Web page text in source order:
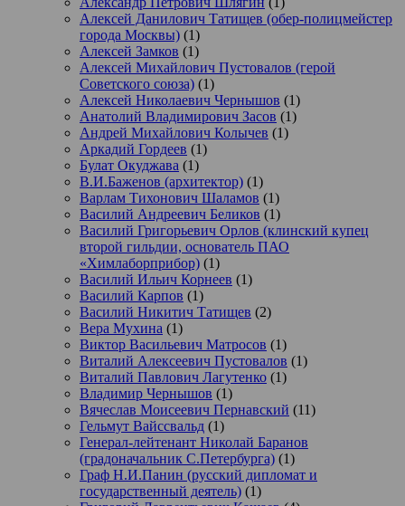
Алексей Данилович Татищев (обер-полицмейстер
города Москвы) (1)
Алексей Замков (1)
Алексей Михайлович Пустовалов (герой
Советского союза) (1)
Алексей Николаевич Чернышов (1)
Анатолий Владимирович Засов (1)
Андрей Михайлович Колычев (1)
Аркадий Гордеев (1)
Булат Окуджава (1)
В.И.Баженов (архитектор) (1)
Варлам Тихонович Шаламов (1)
Василий Андреевич Беликов (1)
Василий Григорьевич Орлов (клинский купец
второй гильдии, основатель ПАО
«Химлаборприбор) (1)
Василий Ильич Корнеев (1)
Василий Карпов (1)
Василий Никитич Татищев (2)
Вера Мухина (1)
Виктор Васильевич Матросов (1)
Виталий Алексеевич Пустовалов (1)
Виталий Павлович Лагутенко (1)
Владимир Чернышов (1)
Вячеслав Моисеевич Пернавский (11)
Гельмут Вайссвальд (1)
Генерал-лейтенант Николай Баранов
(градоначальник С.Петербурга) (1)
Граф Н.И.Панин (русский дипломат и
государственный деятель) (1)